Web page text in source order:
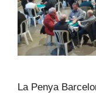
La Penya